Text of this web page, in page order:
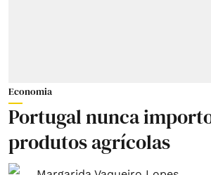
Economia
Portugal nunca
produtos agrícolas